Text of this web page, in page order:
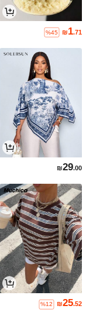
₪1.71
%45
₪29.00
₪25.52
%12